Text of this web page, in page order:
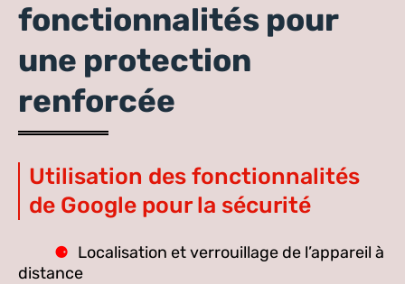
fonctionnalités pour
une protection
renforcée
Utilisation des fonctionnalités
de Google pour la sécurité
Localisation et verrouillage de l’appareil à
distance